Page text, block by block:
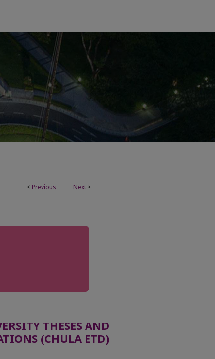
< Previous Next >
THESES AND
(CHULA ETD)